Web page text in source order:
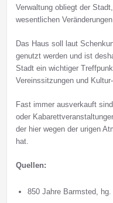
Verwaltung obliegt der
wesentlichen
Das Haus soll laut
genutzt werden und ist
Stadt ein wichtiger
Vereinssitzungen und
Fast immer ausverkauft
oder
der hier wegen der urigen
hat.
Quellen:
850 Jahre Barmsted,